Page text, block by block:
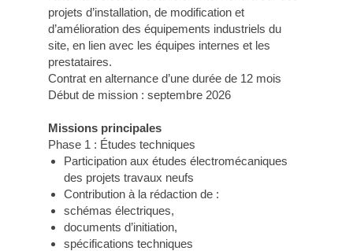
projets d’installation, de modification et
d’amélioration des équipements industriels du
site, en lien avec les équipes internes et les
prestataires.
Contrat en alternance d’une durée de 12 mois
Début de mission : septembre 2026
Missions principales
Phase 1 : Études techniques
Participation aux études électromécaniques
des projets travaux neufs
Contribution à la rédaction de :
schémas électriques,
documents d’initiation,
spécifications techniques